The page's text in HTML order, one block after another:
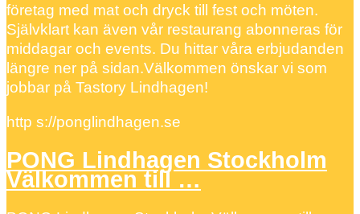
företag med mat och dryck till fest och möten.
Självklart kan även vår restaurang abonneras för
middagar och events. Du hittar våra erbjudanden
längre ner på sidan.Välkommen önskar vi som
jobbar på Tastory Lindhagen!
http s://ponglindhagen.se
PONG Lindhagen Stockholm
Välkommen till …